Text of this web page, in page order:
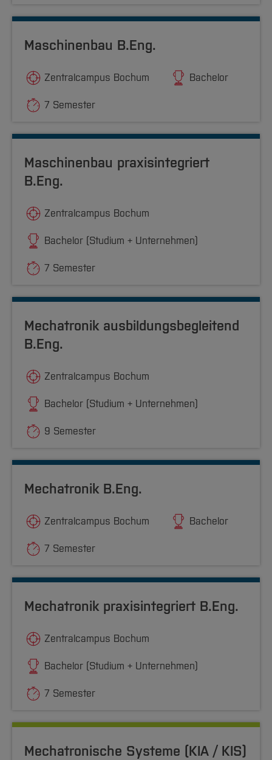
Maschinenbau B.Eng.
Zentralcampus Bochum Bachelor
7 Semester
Maschinenbau praxisintegriert
B.Eng.
Zentralcampus Bochum
Bachelor (Studium + Unternehmen)
7 Semester
Mechatronik ausbildungsbegleitend
B.Eng.
Zentralcampus Bochum
Bachelor (Studium + Unternehmen)
9 Semester
Mechatronik B.Eng.
Zentralcampus Bochum Bachelor
7 Semester
Mechatronik praxisintegriert B.Eng.
Zentralcampus Bochum
Bachelor (Studium + Unternehmen)
7 Semester
Mechatronische Systeme (KIA / KIS)